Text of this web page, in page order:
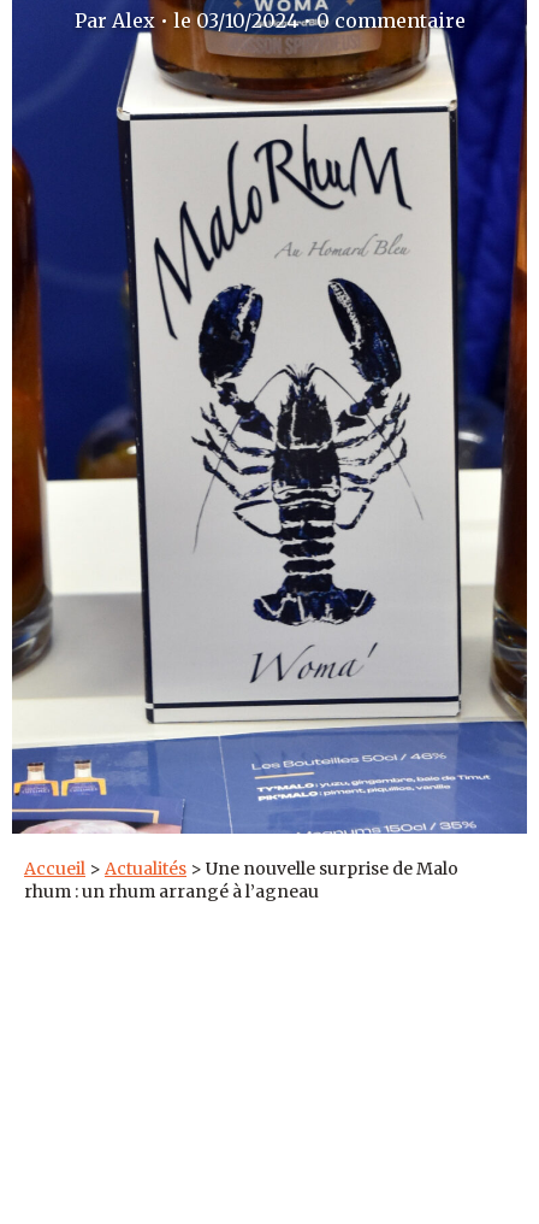
Par Alex • le 03/10/2024 • 0 commentaire
Accueil > Actualités > Une nouvelle surprise de Malo
rhum : un rhum arrangé à l’agneau